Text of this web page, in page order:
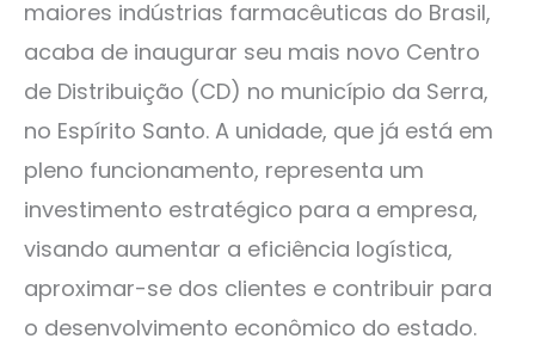
maiores indústrias farmacêuticas do Brasil,
acaba de inaugurar seu mais novo Centro
de Distribuição (CD) no município da Serra,
no Espírito Santo. A unidade, que já está em
pleno funcionamento, representa um
investimento estratégico para a empresa,
visando aumentar a eficiência logística,
aproximar-se dos clientes e contribuir para
o desenvolvimento econômico do estado.